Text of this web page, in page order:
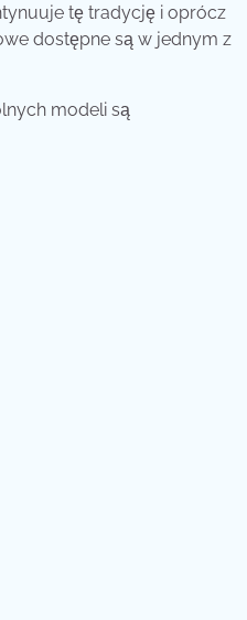
tę tradycję i oprócz
dostępne są w jednym z
modeli są